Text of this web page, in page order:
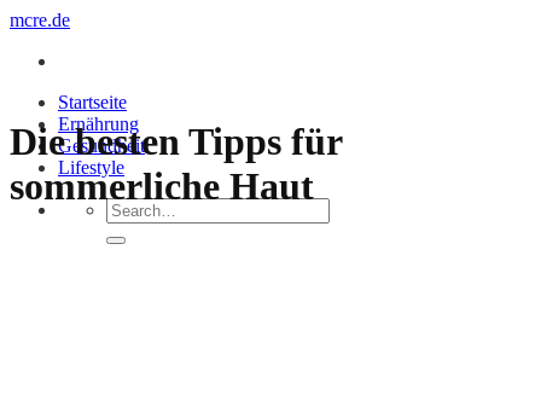
Zum
springen
mcre.de
Startseite
Ernährung
Gesundheit
Lifestyle
Die besten Tipps für
sommerliche Haut